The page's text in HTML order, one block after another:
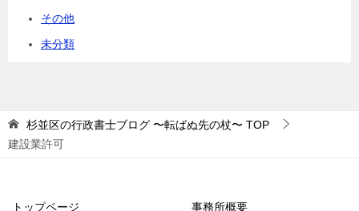
その他
未分類
杉並区の行政書士ブログ 〜転ばぬ先の杖〜 TOP
建設業許可
トップページ 事務所概要